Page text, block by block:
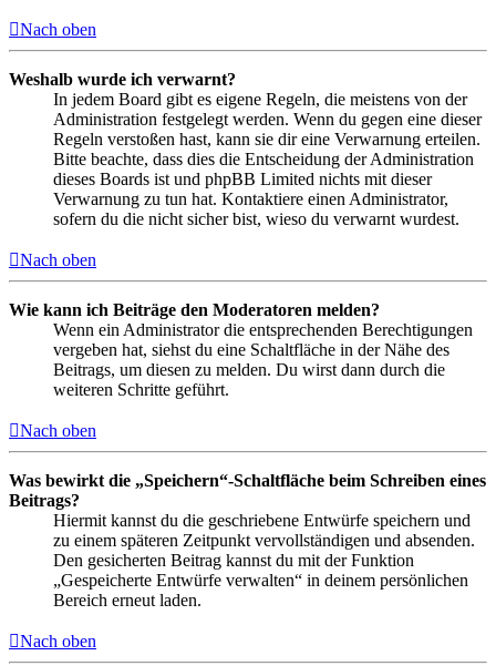
Nach oben
Weshalb wurde ich verwarnt?
In jedem Board gibt es eigene Regeln, die meistens von der
Administration festgelegt werden. Wenn du gegen eine dieser
Regeln verstoßen hast, kann sie dir eine Verwarnung erteilen.
Bitte beachte, dass dies die Entscheidung der Administration
dieses Boards ist und phpBB Limited nichts mit dieser
Verwarnung zu tun hat. Kontaktiere einen Administrator,
sofern du die nicht sicher bist, wieso du verwarnt wurdest.
Nach oben
Wie kann ich Beiträge den Moderatoren melden?
Wenn ein Administrator die entsprechenden Berechtigungen
vergeben hat, siehst du eine Schaltfläche in der Nähe des
Beitrags, um diesen zu melden. Du wirst dann durch die
weiteren Schritte geführt.
Nach oben
Was bewirkt die „Speichern“-Schaltfläche beim Schreiben eines
Beitrags?
Hiermit kannst du die geschriebene Entwürfe speichern und
zu einem späteren Zeitpunkt vervollständigen und absenden.
Den gesicherten Beitrag kannst du mit der Funktion
„Gespeicherte Entwürfe verwalten“ in deinem persönlichen
Bereich erneut laden.
Nach oben